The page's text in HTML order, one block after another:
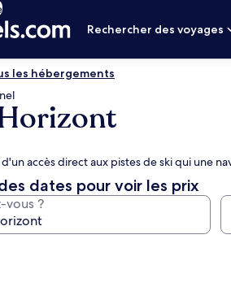
Rechercher des voyages
les hébergements
accès direct aux pistes de ski qui une
dates pour voir les prix
vous ?